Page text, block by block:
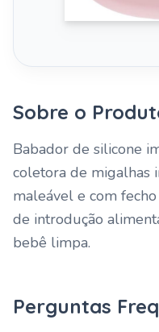
Sobre o
Babador de silicone
coletora de migalhas
maleável e com
de introdução
bebê limpa.
Perguntas